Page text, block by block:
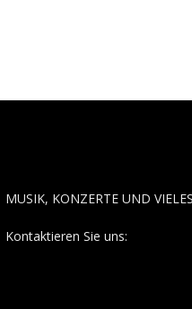
MUSIK, KONZERTE UND
Kontaktieren Sie uns: